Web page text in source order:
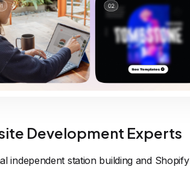
Development Experts
independent station building and Shopify